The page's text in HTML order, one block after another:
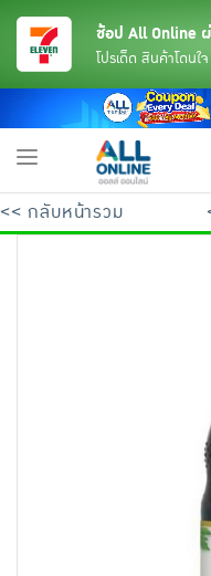
ช้อป All Online
โปรเด็ด สินค้าโดนใ
Toggle
<< กลับหน้ารวม